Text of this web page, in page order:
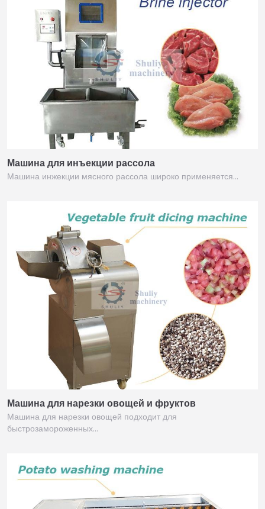
Машина для инъекции рассола
Машина инжекции мясного рассола широко применяется…
Машина для нарезки овощей и фруктов
Машина для нарезки овощей подходит для
быстрозамороженных…